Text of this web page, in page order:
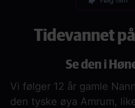
Tidevannet
Se den i
Vi følger 12 år gamle
den tyske øya Amrum,